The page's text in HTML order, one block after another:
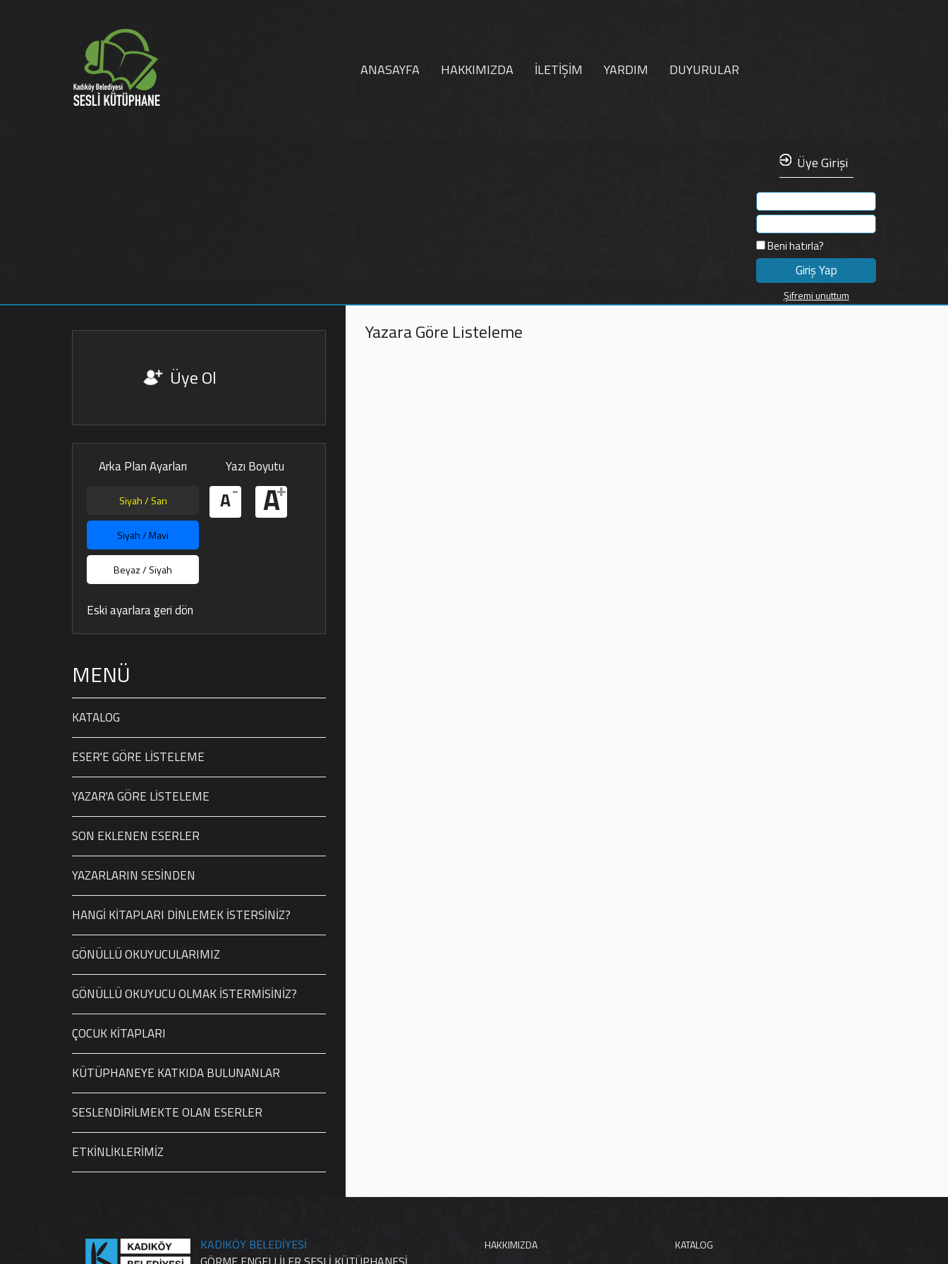
ANASAYFA HAKKIMIZDA İLETİŞİM YARDIM DUYURULAR
Üye Girişi
Beni hatırla?
Şifremi unuttum
Üye Ol
Arka Plan Ayarları
Siyah / Sarı
Siyah / Mavi
Beyaz / Siyah
Eski ayarlara geri dön
Yazı Boyutu
A- A+
MENÜ
KATALOG
ESER'E GÖRE LİSTELEME
YAZAR'A GÖRE LİSTELEME
SON EKLENEN ESERLER
YAZARLARIN SESİNDEN
HANGİ KİTAPLARI DİNLEMEK İSTERSİNİZ?
GÖNÜLLÜ OKUYUCULARIMIZ
GÖNÜLLÜ OKUYUCU OLMAK İSTERMİSİNİZ?
ÇOCUK KİTAPLARI
KÜTÜPHANEYE KATKIDA BULUNANLAR
SESLENDİRİLMEKTE OLAN ESERLER
ETKİNLİKLERİMİZ
Yazara Göre Listeleme
KADIKÖY BELEDİYESİ
HAKKIMIZDA
KATALOG